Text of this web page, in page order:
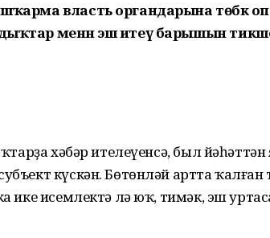
власть органдарына төбәк
менән эш итеү барышын
хәбәр ителеүенсә, был
күскән. Бөтөнләй артта ҡалған
ике исемлектә лә юҡ, тимәк, эш